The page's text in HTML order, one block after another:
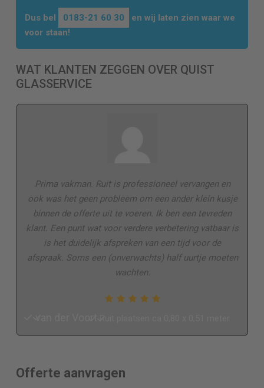
Dus bel 0183-21 60 30
en wij laten zien waar we
voor staan!
WAT KLANTEN ZEGGEN OVER QUIST
GLASSERVICE
Prima vakman. Ruit is professioneel vervangen en
ook was het geen probleem om een ander klein kusje
binnen de offerte uit te voeren. Ik ben een tevreden
klant. Een punt wat voor verdere verbetering vatbaar is
is het duidelijk afspreken van een tijd voor de
afspraak. Soms een (onverwachts) half uurtje moeten
wachten.
Offerte aanvragen